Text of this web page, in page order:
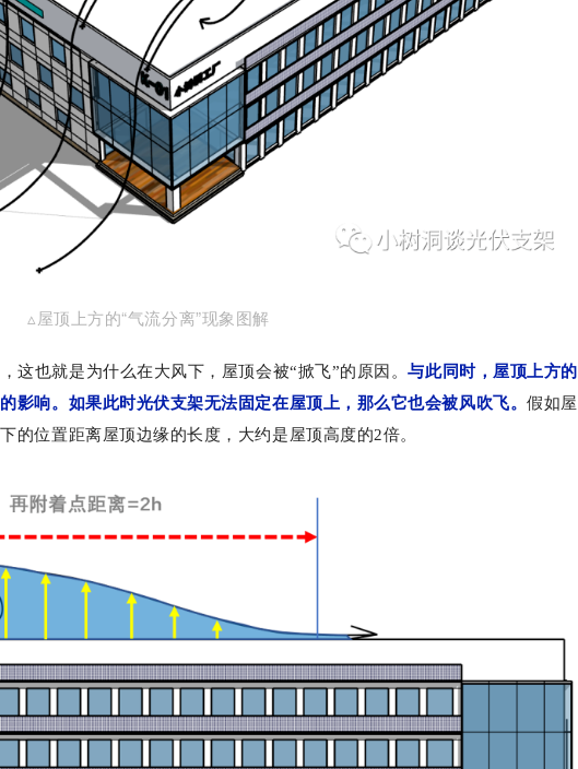
▵屋顶上方的“气流分离”现象图解
这也就是为什么在大风下，屋顶会被“掀飞”的原因。与此同时，屋顶上方的
影响。如果此时光伏支架无法固定在屋顶上，那么它也会被风吹飞。假如屋
的位置距离屋顶边缘的长度，大约是屋顶高度的2倍。